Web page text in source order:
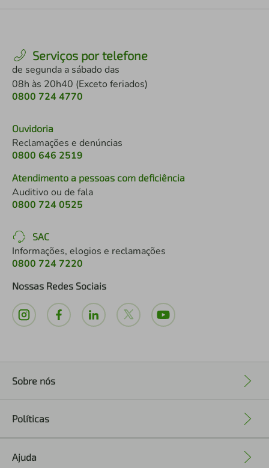
Serviços por telefone
de segunda a sábado das
08h às 20h40 (Exceto feriados)
0800 724 4770
Ouvidoria
Reclamações e denúncias
0800 646 2519
Atendimento a pessoas com deficiência
Auditivo ou de fala
0800 724 0525
SAC
Informações, elogios e reclamações
0800 724 7220
Nossas Redes Sociais
Sobre nós
Políticas
Ajuda